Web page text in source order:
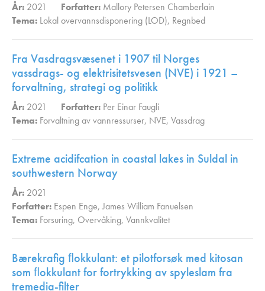
År: 2021 Forfatter: Mallory Petersen Chamberlain
Tema: Lokal overvannsdisponering (LOD), Regnbed
Fra Vasdragsvæsenet i 1907 til Norges
vassdrags- og elektrisitetsvesen (NVE) i 1921 –
forvaltning, strategi og politikk
År: 2021 Forfatter: Per Einar Faugli
Tema: Forvaltning av vannressurser, NVE, Vassdrag
Extreme acidifcation in coastal lakes in Suldal in
southwestern Norway
År: 2021
Forfatter: Espen Enge,James William Fanuelsen
Tema: Forsuring, Overvåking, Vannkvalitet,
Bærekrafig ﬂokkulant: et pilotforsøk med kitosan
som ﬂokkulant for fortrykking av spyleslam fra
tremedia-filter